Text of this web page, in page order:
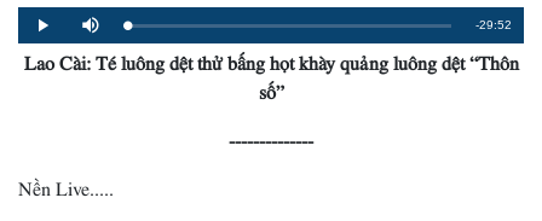
Play Mute Loaded:
0%
Progress:
0%
Remaining
Time
-29:52
Lao Cài: Té luông dệt thử bấng họt khày quảng luông dệt “Thôn
số”
--------------
Nền Live.....